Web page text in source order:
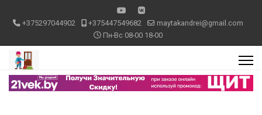
+375297044902 +375447549682
maytakandrei@gmail.com
Пн-Вс 08-00 18-00